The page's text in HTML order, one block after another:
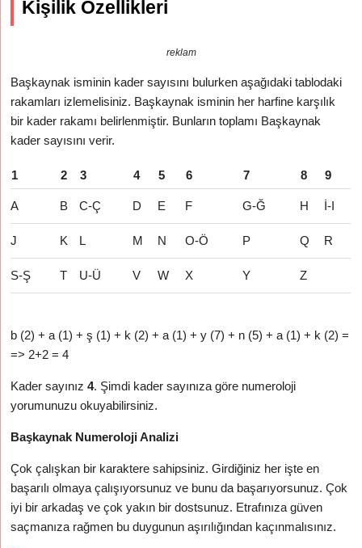
Kişilik Özellikleri
reklam
Başkaynak isminin kader sayısını bulurken aşağıdaki tablodaki
rakamları izlemelisiniz. Başkaynak isminin her harfine karşılık
bir kader rakamı belirlenmiştir. Bunların toplamı Başkaynak
kader sayısını verir.
1 2 3 4 5 6 7 8 9
A B C-Ç D E F G-Ğ H İ-I
J K L M N O-Ö P Q R
S-Ş T U-Ü V W X Y Z
b (2) + a (1) + ş (1) + k (2) + a (1) + y (7) + n (5) + a (1) + k (2) =
=> 2+2 = 4
Kader sayınız4. Şimdi kader sayınıza göre numeroloji
yorumunuzu okuyabilirsiniz.
Başkaynak Numeroloji Analizi
Çok çalışkan bir karaktere sahipsiniz. Girdiğiniz her işte en
başarılı olmaya çalışıyorsunuz ve bunu da başarıyorsunuz. Çok
iyi bir arkadaş ve çok yakın bir dostsunuz. Etrafınıza güven
saçmanıza rağmen bu duygunun aşırılığından kaçınmalısınız.